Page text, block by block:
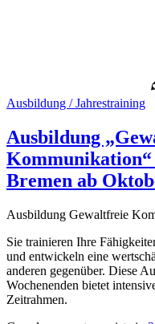
Ausbildung / Jahrestraining
Ausbildung
Kommunikation“
Bremen ab
Ausbildung Gewaltfreie
Sie trainieren Ihre
und entwickeln eine
anderen gegenüber. Diese
Wochenenden bietet
Zeitrahmen.